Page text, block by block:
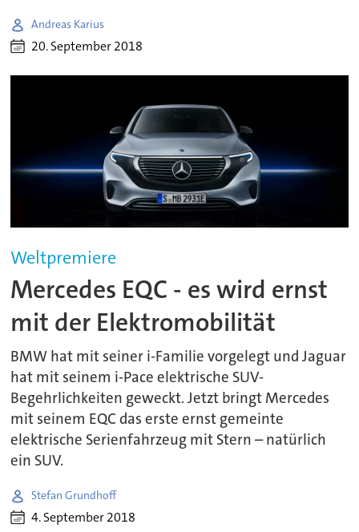
Andreas Karius
20. September 2018
Weltpremiere
Mercedes EQC - es wird ernst
mit der Elektromobilität
BMW hat mit seiner i-Familie vorgelegt und Jaguar
hat mit seinem i-Pace elektrische SUV-
Begehrlichkeiten geweckt. Jetzt bringt Mercedes
mit seinem EQC das erste ernst gemeinte
elektrische Serienfahrzeug mit Stern – natürlich
ein SUV.
Stefan Grundhoff
4. September 2018